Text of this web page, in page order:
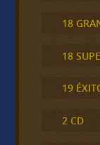
18
18
19
2 CD